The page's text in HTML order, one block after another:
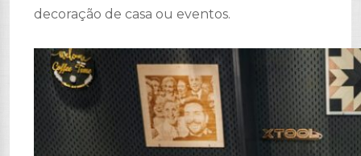
decoração de casa ou eventos.